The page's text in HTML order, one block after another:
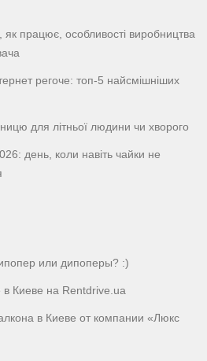
працює, особливості виробництва
регоче: топ-5 найсмішніших
для літньої людини чи хворого
день, коли навіть чайки не
или дипоперы? :)
в Киеве на Rentdrive.ua
в Киеве от компании «Люкс